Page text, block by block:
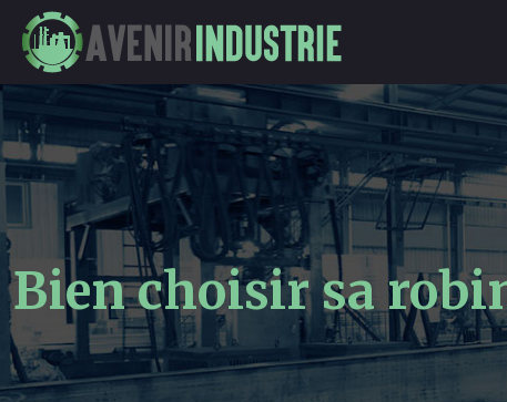
Bien choisir sa